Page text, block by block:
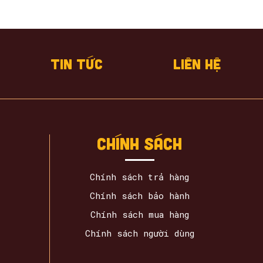
Tin tức Liên hệ
cHÍNH SÁCH
Chính sách trả hàng
Chính sách bảo hành
Chính sách mua hàng
Chính sách người dùng